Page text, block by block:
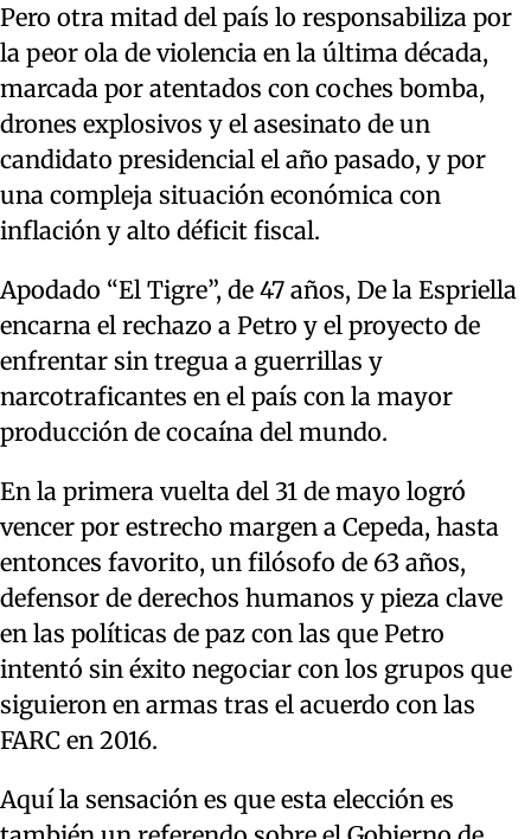
Pero otra mitad del país lo responsabiliza por
la peor ola de violencia en la última década,
marcada por atentados con coches bomba,
drones explosivos y el asesinato de un
candidato presidencial el año pasado, y por
una compleja situación económica con
inflación y alto déficit fiscal.
Apodado “El Tigre”, de 47 años, De la Espriella
encarna el rechazo a Petro y el proyecto de
enfrentar sin tregua a guerrillas y
narcotraficantes en el país con la mayor
producción de cocaína del mundo.
En la primera vuelta del 31 de mayo logró
vencer por estrecho margen a Cepeda, hasta
entonces favorito, un filósofo de 63 años,
defensor de derechos humanos y pieza clave
en las políticas de paz con las que Petro
intentó sin éxito negociar con los grupos que
siguieron en armas tras el acuerdo con las
FARC en 2016.
Aquí la sensación es que esta elección es